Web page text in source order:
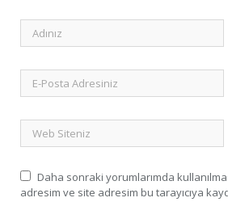
Daha sonraki yorumlarımda
adresim ve site adresim bu tarayıcıya